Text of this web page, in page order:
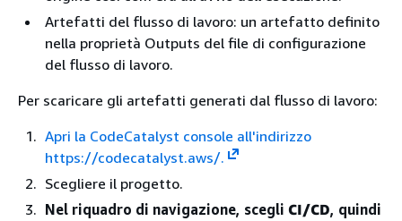
Artefatti del flusso di lavoro: un artefatto definito
nella proprietà Outputs del file di configurazione
del flusso di lavoro.
Per scaricare gli artefatti generati dal flusso di lavoro:
Apri la CodeCatalyst console all'indirizzo
https://codecatalyst.aws/.
Scegliere il progetto.
Nel riquadro di navigazione, scegli CI/CD, quindi